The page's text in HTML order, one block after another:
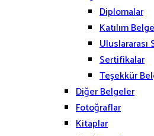
Diplomalar
Katılım
Uluslararası
Sertifikalar
Teşekkür
Diğer Belgeler
Fotoğraflar
Kitaplar